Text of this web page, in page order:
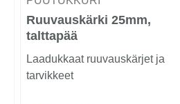
Ruuvauskärki 25mm,
talttapää
Laadukkaat ruuvauskärjet ja
tarvikkeet